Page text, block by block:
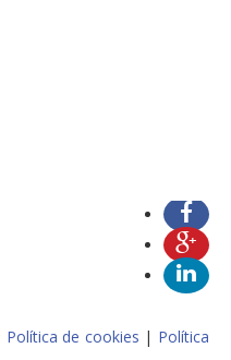
Política de cookies | Política